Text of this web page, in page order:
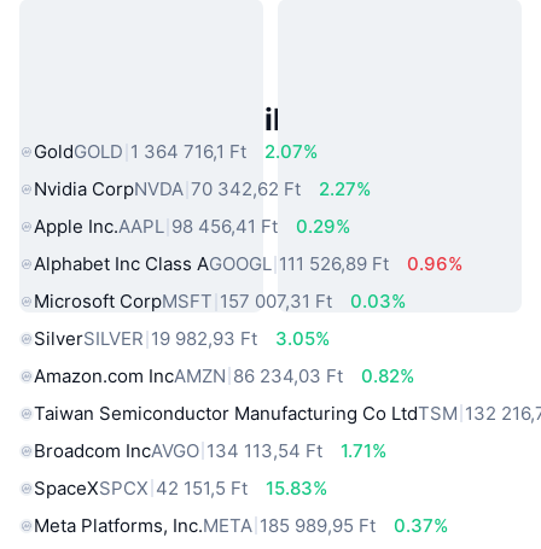
Népszerű Való Világbeli Eszközök
GoldGOLD 1 364 716,1 Ft
2.07%
Nvidia CorpNVDA 70 342,62 Ft
2.27%
Apple Inc.AAPL 98 456,41 Ft
0.29%
Alphabet Inc Class AGOOGL 111 526,89 Ft
0.96%
Microsoft CorpMSFT 157 007,31 Ft
0.03%
SilverSILVER 19 982,93 Ft
3.05%
Amazon.com IncAMZN 86 234,03 Ft
0.82%
Taiwan Semiconductor Manufacturing Co LtdTSM 132
Broadcom IncAVGO 134 113,54 Ft
1.71%
SpaceXSPCX 42 151,5 Ft
15.83%
Meta Platforms, Inc.META 185 989,95 Ft
0.37%